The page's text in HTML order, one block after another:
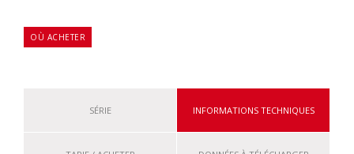
OÙ ACHETER
SÉRIE INFORMATIONS TECHNIQUES